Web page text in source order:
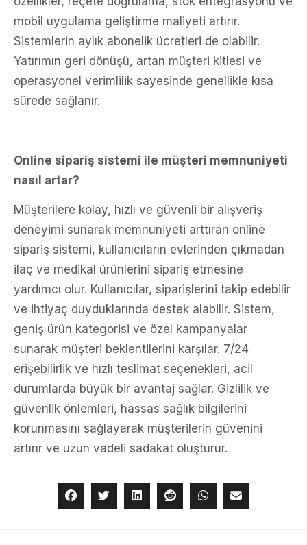
mobil uygulama geliştirme maliyeti artırır.
Sistemlerin aylık abonelik ücretleri de olabilir.
Yatırımın geri dönüşü, artan müşteri kitlesi ve
operasyonel verimlilik sayesinde genellikle kısa
sürede sağlanır.
Online sipariş sistemi ile müşteri memnuniyeti
nasıl artar?
Müşterilere kolay, hızlı ve güvenli bir alışveriş
deneyimi sunarak memnuniyeti arttıran online
sipariş sistemi, kullanıcıların evlerinden çıkmadan
ilaç ve medikal ürünlerini sipariş etmesine
yardımcı olur. Kullanıcılar, siparişlerini takip edebilir
ve ihtiyaç duyduklarında destek alabilir. Sistem,
geniş ürün kategorisi ve özel kampanyalar
sunarak müşteri beklentilerini karşılar. 7/24
erişebilirlik ve hızlı teslimat seçenekleri, acil
durumlarda büyük bir avantaj sağlar. Gizlilik ve
güvenlik önlemleri, hassas sağlık bilgilerini
korunmasını sağlayarak müşterilerin güvenini
artırır ve uzun vadeli sadakat oluşturur.